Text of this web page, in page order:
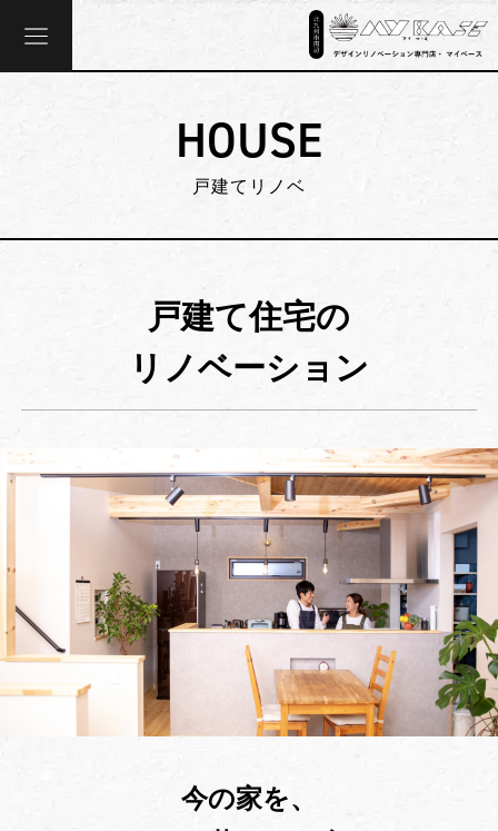
HOUSE
戸建てリノベ
戸建て住宅の
リノベーション
今の家を、